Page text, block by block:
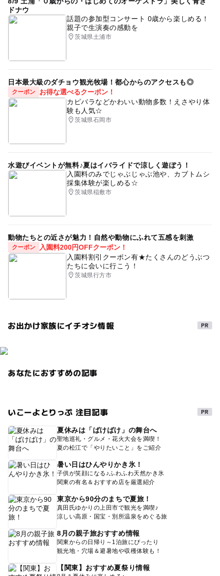
ドナウ
話題の参加型コンサート 0歳から楽しめる！
親子で生演奏の感動を
茨城県土浦市
日本最大級のダチョウ観光牧場！都心からのアクセスも◎
クーポン
お得な選べるクーポン！
カピバラなどかわいい動物多数！えさやり体
験も人気☆
茨城県石岡市
水遊びイベントが無料♪夏はイバライドで涼しく遊ぼう！
入園料のみでじゃぶじゃぶ池や、カブトムシ
採集体験が楽しめる☆
茨城県稲敷市
動物たちとの近さが魅力！自然や動物にふれて五感を刺激
クーポン
入園料200円OFFクーポン！
入園料割引クーポン有★たくさんのどうぶつ
たちに会いに行こう！
茨城県行方市
お出かけ家族にイチオシ情報
あなたにおすすめの記事
いこーよとりっぷ 注目記事
夏休みは「ばけばけ」の舞台へ
聖地巡礼・グルメ・花火大会を満喫！
夏の松江で「やりたいこと」をご紹介
暑い日はひんやりかき氷！
子供が笑顔になる♪ふわふわ天然かき氷
関東の有名＆おすすめ店を厳選紹介
東京から90分のまちで夏旅！
真田氏ゆかりの上田市で観光を満喫♪
涼しい高原・国宝・別所温泉をめぐる旅
8月の親子旅おすすめ情報
関東からの日帰り～1泊旅にぴったり
観光地・穴場＆避暑地や収穫体験も！
【関東】おすすめ夏祭り情報